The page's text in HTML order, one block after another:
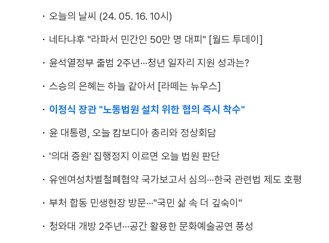
오늘의 날씨 (24. 05. 16. 10시)
네타냐후 "라파서 민간인 50만 명 대피" [월드 투데이]
윤석열정부 출범 2주년···청년 일자리 지원 성과는?
스승의 은혜는 하늘 같아서 [라떼는 뉴우스]
이정식 장관 "노동법원 설치 위한 협의 즉시 착수"
윤 대통령, 오늘 캄보디아 총리와 정상회담
'의대 증원' 집행정지 이르면 오늘 법원 판단
유엔여성차별철폐협약 국가보고서 심의···한국 관련법 제도 호평
부처 합동 민생현장 방문···"국민 삶 속 더 깊숙이"
청와대 개방 2주년···공간 활용한 문화예술공연 풍성